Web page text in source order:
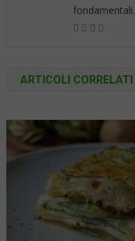
fondamentali.
ARTICOLI CORRELATI